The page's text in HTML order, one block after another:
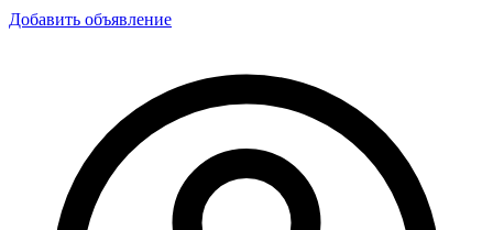
Добавить объявление